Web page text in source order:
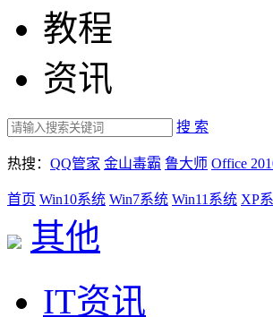
教程
资讯
搜 索
热搜： QQ管家 金山毒霸 鲁大师 Office
首页 Win10系统 Win7系统 Win11系统 XP
其他
IT资讯